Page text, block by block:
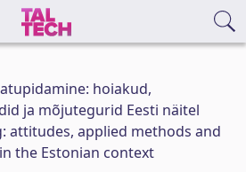
hoiakud,
ja mõjutegurid Eesti näitel
attitudes, applied methods and
the Estonian context